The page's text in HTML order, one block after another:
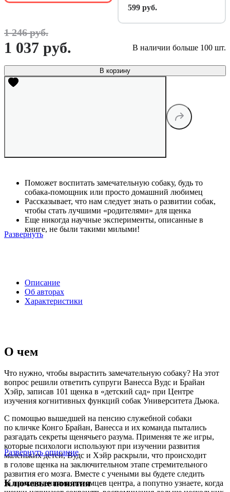
599 руб.
1 246 руб.
1 037 руб. В наличии больше 100 шт.
В корзину
Поможет воспитать замечательную собаку, будь то
собака-помощник или просто домашний любимец
Рассказывает, что нам следует знать о развитии собак,
чтобы стать лучшими «родителями» для щенка
Еще никогда научные эксперименты, описанные в
книге, не были такими милыми!
Развернуть
Описание
Об авторах
Характеристики
О чем
Что нужно, чтобы вырастить замечательную собаку? На этот
вопрос решили ответить супруги Ванесса Вудс и Брайан
Хэйр, записав 101 щенка в «детский сад» при Центре
изучения когнитивных функций собак Университета Дьюка.
С помощью вышедшей на пенсию служебной собаки
по кличке Конго Брайан, Ванесса и их команда пытались
разгадать секреты щенячьего разума. Применяя те же игры,
которые психологи используют при изучении развития
маленьких детей, Вудс и Хэйр раскрыли, что происходит
в голове щенка на заключительном этапе стремительного
развития его мозга. Вместе с учеными вы будете следить
за приключениями питомцев центра, а попутно узнаете, когда
Развернуть описание
Ключевые понятия